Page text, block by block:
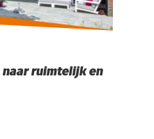
naar ruimtelijk en